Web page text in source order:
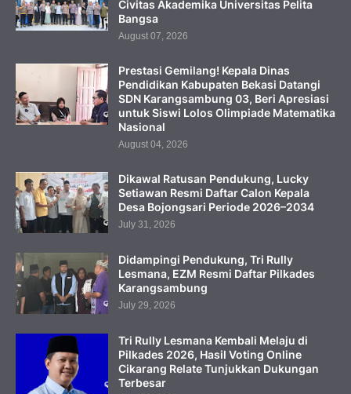
Civitas Akademika Universitas Pelita
Bangsa
August 07, 2026
Prestasi Gemilang! Kepala Dinas
Pendidikan Kabupaten Bekasi Datangi
SDN Karangsambung 03, Beri Apresiasi
untuk Siswi Lolos Olimpiade Matematika
Nasional
August 04, 2026
Dikawal Ratusan Pendukung, Lucky
Setiawan Resmi Daftar Calon Kepala
Desa Bojongsari Periode 2026–2034
July 31, 2026
Didampingi Pendukung, Tri Rully
Lesmana, EZM Resmi Daftar Pilkades
Karangsambung
July 29, 2026
Tri Rully Lesmana Kembali Melaju di
Pilkades 2026, Hasil Voting Online
Cikarang Relate Tunjukkan Dukungan
Terbesar